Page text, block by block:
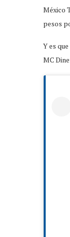
México
pesos
Y es
MC